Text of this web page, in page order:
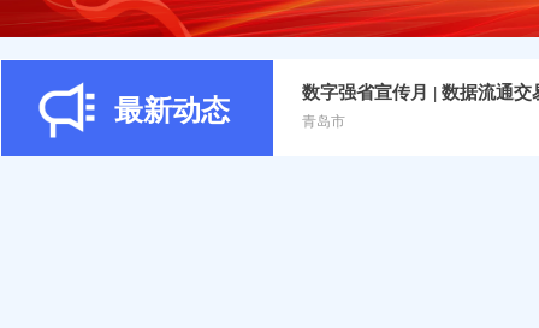
最新动态
数字强省宣传月 | 数据流通
青岛市